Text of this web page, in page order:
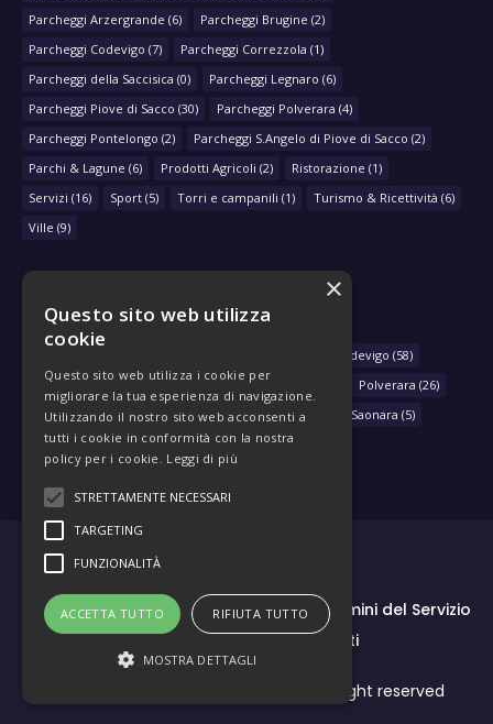
Parcheggi Arzergrande (6) Parcheggi Brugine (2)
Parcheggi Codevigo (7) Parcheggi Correzzola (1)
Parcheggi della Saccisica (0) Parcheggi Legnaro (6)
Parcheggi Piove di Sacco (30) Parcheggi Polverara (4)
Parcheggi Pontelongo (2) Parcheggi S.Angelo di Piove di Sacco (2)
Parchi & Lagune (6) Prodotti Agricoli (2) Ristorazione (1)
Servizi (16) Sport (5) Torri e campanili (1) Turismo & Ricettività (6)
Ville (9)
NAVIGA PER COMUNE
Codevigo (58)
Correzzola (29) Legnaro(33) Piove di Sacco Polverara (26)
Pontelongo (79) Sant'Angelo di Piove di Sacco Saonara (5)
Marchio Saccisica Note legali
Termini del Servizio
Credits – Ringraziamenti
Territori Online SRL a Socio unico - All right reserved
×
Questo sito web utilizza
cookie
Questo sito web utilizza i cookie per
migliorare la tua esperienza di navigazione.
Utilizzando il nostro sito web acconsenti a
tutti i cookie in conformità con la nostra
policy per i cookie. Leggi di più
STRETTAMENTE NECESSARI
TARGETING
FUNZIONALITÀ
ACCETTA TUTTO RIFIUTA TUTTO
MOSTRA DETTAGLI